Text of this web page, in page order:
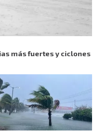
más fuertes y ciclones